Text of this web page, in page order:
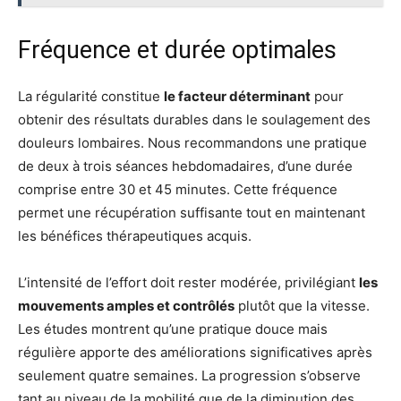
Fréquence et durée optimales
La régularité constitue le facteur déterminant pour
obtenir des résultats durables dans le soulagement des
douleurs lombaires. Nous recommandons une pratique
de deux à trois séances hebdomadaires, d’une durée
comprise entre 30 et 45 minutes. Cette fréquence
permet une récupération suffisante tout en maintenant
les bénéfices thérapeutiques acquis.
L’intensité de l’effort doit rester modérée, privilégiant les
mouvements amples et contrôlés plutôt que la vitesse.
Les études montrent qu’une pratique douce mais
régulière apporte des améliorations significatives après
seulement quatre semaines. La progression s’observe